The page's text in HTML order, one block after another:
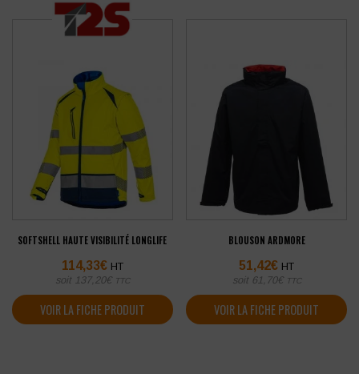
SOFTSHELL HAUTE VISIBILITÉ LONGLIFE
114,33€ HT
soit 137,20€ TTC
VOIR LA FICHE PRODUIT
BLOUSON ARDMORE
51,42€ HT
soit 61,70€ TTC
VOIR LA FICHE PRODUIT